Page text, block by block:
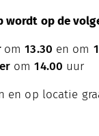
wordt op de
om13.30 en om
om14.00 uur
en op locatie